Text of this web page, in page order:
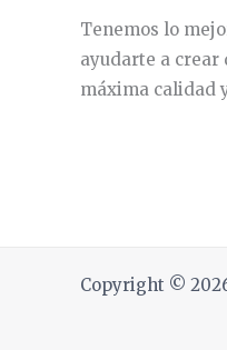
Tenemos lo
ayudarte a
máxima calidad
Copyright ©